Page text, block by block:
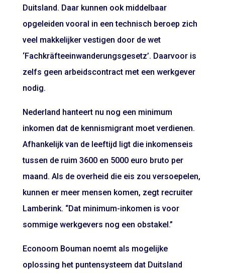
Duitsland. Daar kunnen ook middelbaar
opgeleiden vooral in een technisch beroep zich
veel makkelijker vestigen door de wet
‘Fachkräfteeinwanderungsgesetz’. Daarvoor is
zelfs geen arbeidscontract met een werkgever
nodig.
Nederland hanteert nu nog een minimum
inkomen dat de kennismigrant moet verdienen.
Afhankelijk van de leeftijd ligt die inkomenseis
tussen de ruim 3600 en 5000 euro bruto per
maand. Als de overheid die eis zou versoepelen,
kunnen er meer mensen komen, zegt recruiter
Lamberink. “Dat minimum-inkomen is voor
sommige werkgevers nog een obstakel.”
Econoom Bouman noemt als mogelijke
oplossing het puntensysteem dat Duitsland